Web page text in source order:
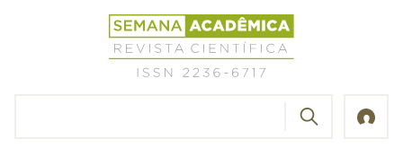
Revista
Científica
Semana